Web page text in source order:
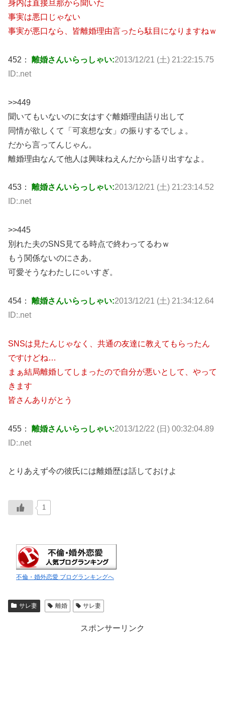
身内は直接旦那から聞いた
事実は悪口じゃない
事実が悪口なら、皆離婚理由言ったら駄目になりますねｗ
452： 離婚さんいらっしゃい:2013/12/21 (土) 21:22:15.75
ID:.net
>>449
聞いてもいないのに女はすぐ離婚理由語り出して
同情が欲しくて「可哀想な女」の振りするでしょ。
だから言ってんじゃん。
離婚理由なんて他人は興味ねえんだから語り出すなよ。
453： 離婚さんいらっしゃい:2013/12/21 (土) 21:23:14.52
ID:.net
>>445
別れた夫のSNS見てる時点で終わってるわｗ
もう関係ないのにさあ。
可愛そうなわたしに○いすぎ。
454： 離婚さんいらっしゃい:2013/12/21 (土) 21:34:12.64
ID:.net
SNSは見たんじゃなく、共通の友達に教えてもらったん
ですけどね…
まぁ結局離婚してしまったので自分が悪いとして、やって
きます
皆さんありがとう
455： 離婚さんいらっしゃい:2013/12/22 (日) 00:32:04.89
ID:.net
とりあえず今の彼氏には離婚歴は話しておけよ
1
不倫・婚外恋愛 ブログランキングへ
サレ妻 離婚 サレ妻
スポンサーリンク